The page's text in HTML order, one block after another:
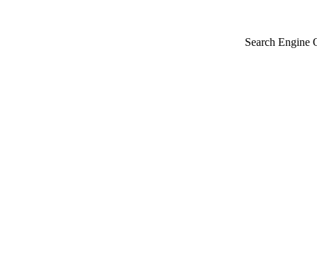
Search Engine